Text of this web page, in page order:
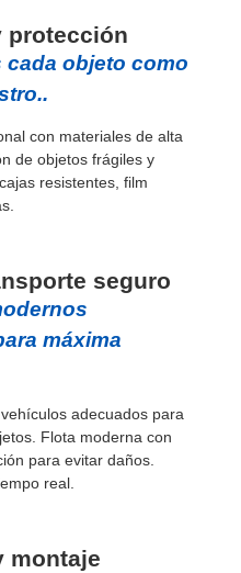
protección
cada objeto como
con materiales de alta
de objetos frágiles y
resistentes, film
seguro
máxima
adecuados para
Flota moderna con
para evitar daños.
real.
montaje